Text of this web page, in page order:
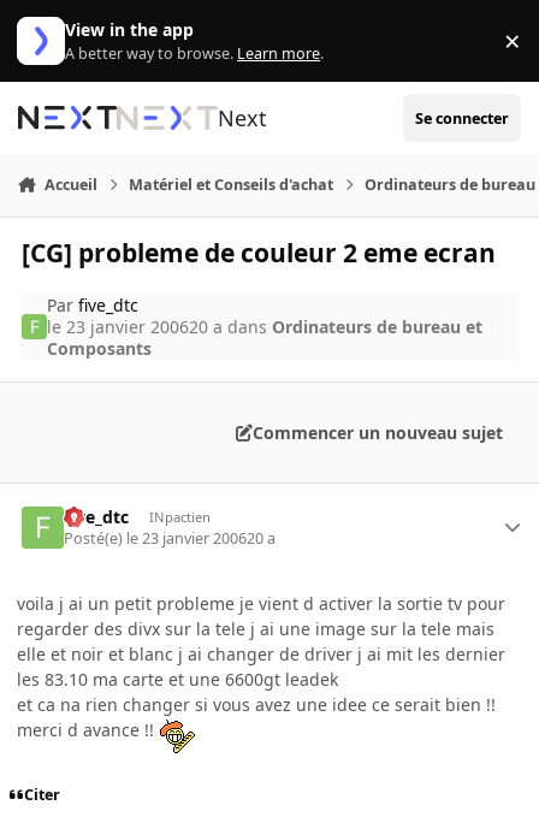
Aller au contenu
View in the app
A better way to browse. Learn more. ×
Next Se connecter
Accueil Matériel et Conseils d'achat Ordinateurs de bureau
[CG] probleme de couleur 2 eme ecran
Parfive_dtc
le 23 janvier 200620 a dans Ordinateurs de bureau et
Composants
Commencer un nouveau sujet
five_dtc INpactien
Posté(e) le 23 janvier 200620 a
voila j ai un petit probleme je vient d activer la sortie tv pour
regarder des divx sur la tele j ai une image sur la tele mais
elle et noir et blanc j ai changer de driver j ai mit les dernier
les 83.10 ma carte et une 6600gt leadek
et ca na rien changer si vous avez une idee ce serait bien !!
merci d avance !!
Citer